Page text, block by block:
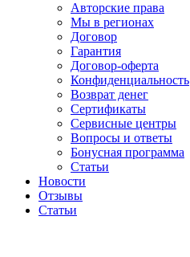
Авторские права
Мы в регионах
Договор
Гарантия
Договор-оферта
Конфиденциальность
Возврат денег
Сертификаты
Сервисные центры
Вопросы и ответы
Бонусная программа
Статьи
Новости
Отзывы
Статьи